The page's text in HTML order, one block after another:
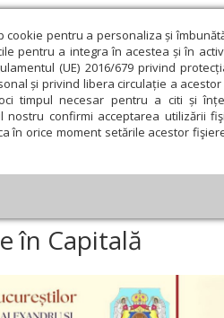
cookie pentru a personaliza și
pentru a integra în acestea și în
(UE) 2016/679 privind
și privind libera circulație a
timpul necesar pentru a citi și
nostru confirmi acceptarea utilizării
în orice moment setările acestor
Educaţie și
în Capitală
Martie Aprilie